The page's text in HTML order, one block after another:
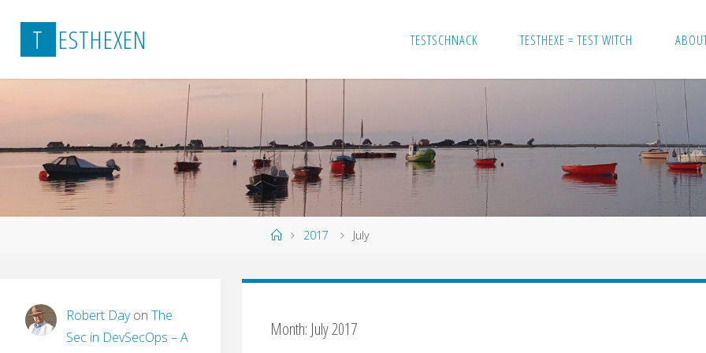
content
T ESTHEXEN TESTSCHNACK TESTHEXE = TEST WITCH
Home2017 July
Month: July 2017
Robert Dayon The
Sec in DevSecOps – A